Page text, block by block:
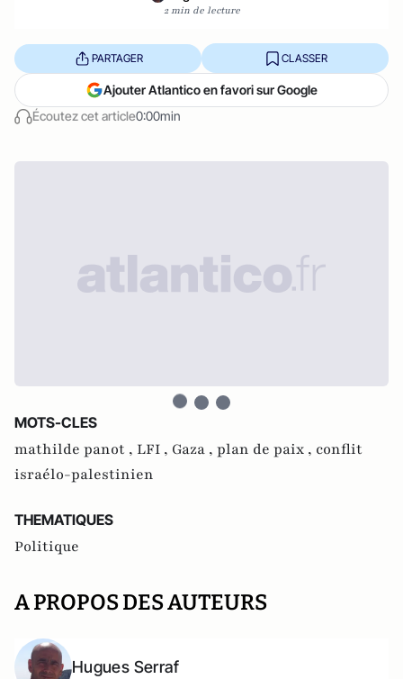
2 min de lecture
Écoutez cet article0:00min
PARTAGER CLASSER
Ajouter Atlantico en favori sur Google
MOTS-CLES
mathilde panot , LFI , Gaza , plan de paix , conflit
israélo-palestinien
THEMATIQUES
Politique
A PROPOS DES AUTEURS
Hugues Serraf